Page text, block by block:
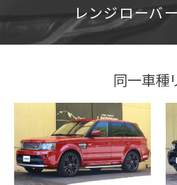
レンジローバ
同一車種